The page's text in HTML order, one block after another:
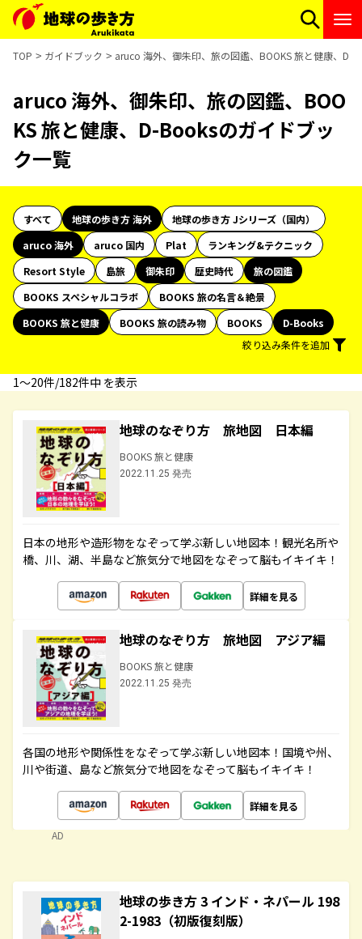
TOP ガイドブック aruco 海外、御朱印、旅の図鑑、BOOKS 旅と健康、D-
aruco 海外、御朱印、旅の図鑑、BOO
KS 旅と健康、D-Booksのガイドブッ
ク一覧
すべて 地球の歩き方 海外
地球の歩き方 Jシリーズ（国内）
aruco 海外
aruco 国内 Plat
ランキング&テクニック
Resort Style
島旅 御朱印 歴史時代
旅の図鑑
BOOKS スペシャルコラボ
BOOKS 旅の名言＆絶景
BOOKS 旅と健康
BOOKS 旅の読み物 BOOKS
D-Books
絞り込み条件を追加
1〜20件/182件中 を表示
地球のなぞり方 旅地図 日本編
BOOKS 旅と健康
2022.11.25 発売
日本の地形や造形物をなぞって学ぶ新しい地図本！観光名所や
橋、川、湖、半島など旅気分で地図をなぞって脳もイキイキ！
詳細を見る
地球のなぞり方 旅地図 アジア編
BOOKS 旅と健康
2022.11.25 発売
各国の地形や関係性をなぞって学ぶ新しい地図本！国境や州、
川や街道、島など旅気分で地図をなぞって脳もイキイキ！
詳細を見る
AD
地球の歩き方 3 インド・ネパール 198
2-1983（初版復刻版）